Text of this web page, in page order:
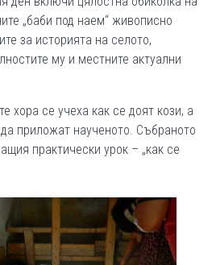
„баби под наем“ живописно
за историята на селото,
му и местните актуални
хора се учеха как се доят кози, а
приложат наученото. Събраното
практически урок – „как се